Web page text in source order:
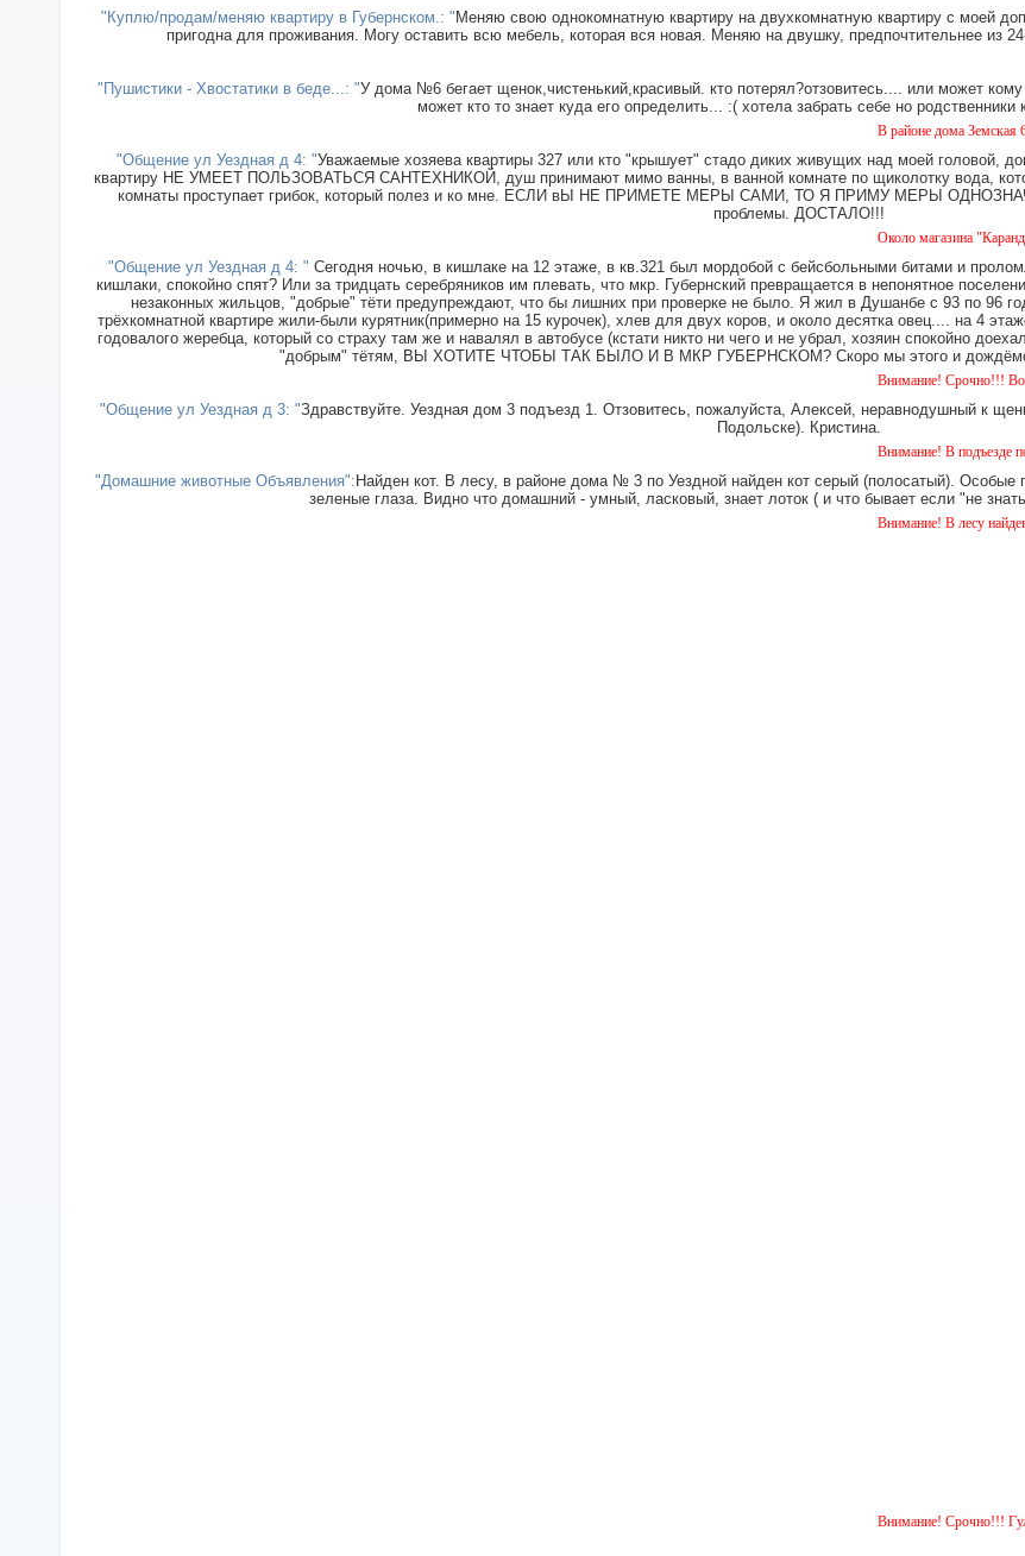
"Куплю/продам/меняю квартиру в Губернском.: " Меняю свою однокомнатную квартиру на двухкомнатную квартиру с моей
пригодна для проживания. Могу оставить всю мебель, которая вся новая. Меняю на двушку, предпочтительнее из
"Пушистики - Хвостатики в беде...: "У дома №6 бегает щенок,чистенький,красивый. кто потерял?отзовитесь.... или может
может кто то знает куда его определить... :( хотела забрать себе но родственники
В районе дома Земская 6
"Общение ул Уездная д 4: "Уважаемые хозяева квартиры 327 или кто "крышует" стадо диких живущих над моей головой,
квартиру НЕ УМЕЕТ ПОЛЬЗОВАТЬСЯ САНТЕХНИКОЙ, душ принимают мимо ванны, в ванной комнате по щиколотку вода,
комнаты проступает грибок, который полез и ко мне. ЕСЛИ вЫ НЕ ПРИМЕТЕ МЕРЫ САМИ, ТО Я ПРИМУ МЕРЫ
проблемы. ДОСТАЛО!!!
Около магазина "Карандаш"
"Общение ул Уездная д 4: " Сегодня ночью, в кишлаке на 12 этаже, в кв.321 был мордобой с бейсбольными битами и
кишлаки, спокойно спят? Или за тридцать серебряников им плевать, что мкр. Губернский превращается в непонятное
незаконных жильцов, "добрые" тёти предупреждают, что бы лишних при проверке не было. Я жил в Душанбе с 93 по 96
трёхкомнатной квартире жили-были курятник(примерно на 15 курочек), хлев для двух коров, и около десятка овец.... на 4
годовалого жеребца, который со страху там же и навалял в автобусе (кстати никто ни чего и не убрал, хозяин спокойно
"добрым" тётям, ВЫ ХОТИТЕ ЧТОБЫ ТАК БЫЛО И В МКР ГУБЕРНСКОМ? Скоро мы этого и дождёмся,
Внимание! Срочно!!! Возле
"Общение ул Уездная д 3: "Здравствуйте. Уездная дом 3 подъезд 1. Отзовитесь, пожалуйста, Алексей, неравнодушный к
Подольске). Кристина.
Внимание! В подъезде по ул.
"Домашние животные Объявления": Найден кот. В лесу, в районе дома № 3 по Уездной найден кот серый (полосатый). Особые
зеленые глаза. Видно что домашний - умный, ласковый, знает лоток ( и что бывает если "не
Внимание! В лесу найден черный
Внимание! Срочно!!! Гуляя на